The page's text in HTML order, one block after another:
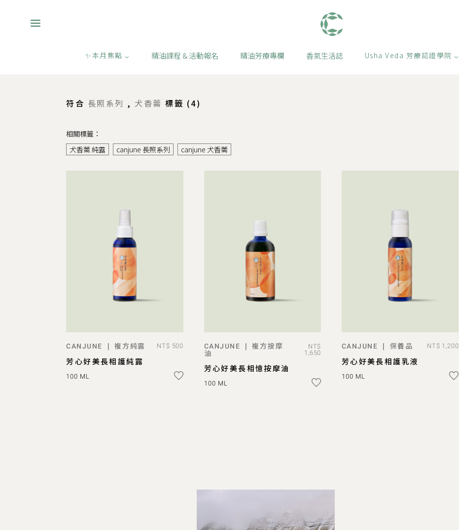
肯園 Canjune
✨本月焦點 ⌵ 精油課程 & 活動報名 精油芳療專欄 香氣生活誌 Usha Veda 芳療認證學院 ⌵
符合 長照系列 , 犬香薷標籤 (4)
相關標籤：
犬香薷 純露
canjune 長照系列 canjune 犬香薷
ADD TO BAG
CANJUNE | 複方純露 NT$ 500
芳心好美長相護純露
100 ML
ADD TO BAG
CANJUNE | 複方按摩
油
NT$
1,650
芳心好美長相憶按摩油
100 ML
ADD TO BAG
CANJUNE | 保養品 NT$ 1,200
芳心好美長相護乳液
100 ML